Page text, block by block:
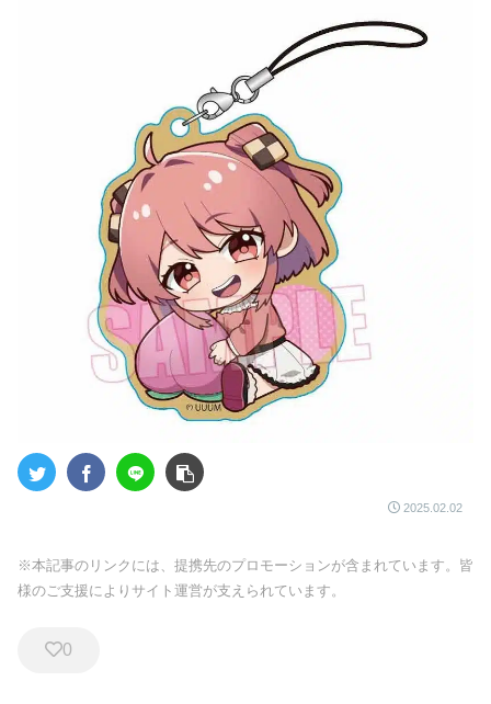
2025.02.02
※本記事のリンクには、提携先のプロモーションが含まれています。皆
様のご支援によりサイト運営が支えられています。
0